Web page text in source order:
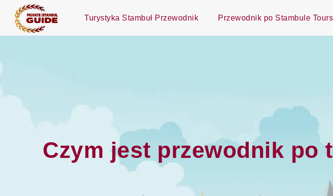
Turystyka Stambuł Przewodnik Przewodnik po Stambule Tours
Czym jest przewodnik po